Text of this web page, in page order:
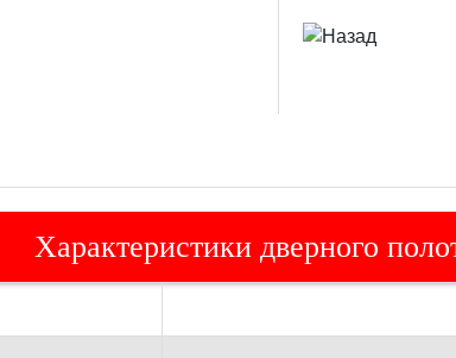
Характеристики дверного